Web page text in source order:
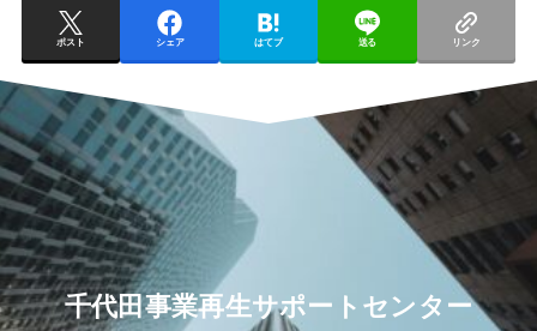
ポスト シェア はてブ 送る リンク
千代田事業再生サポートセンター